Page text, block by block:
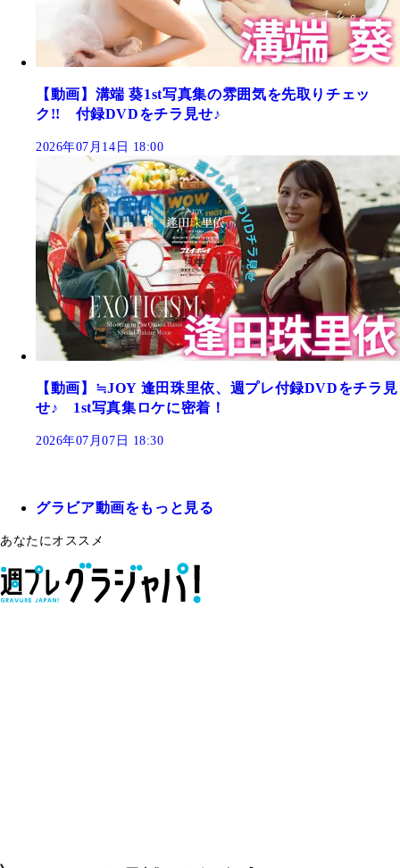
【動画】溝端 葵1st写真集の雰囲気を先取りチェッ
ク!! 付録DVDをチラ見せ♪
2026年07月14日 18:00
【動画】≒JOY 逢田珠里依、週プレ付録DVDをチラ見
せ♪ 1st写真集ロケに密着！
2026年07月07日 18:30
グラビア動画をもっと見る
あなたにオススメ